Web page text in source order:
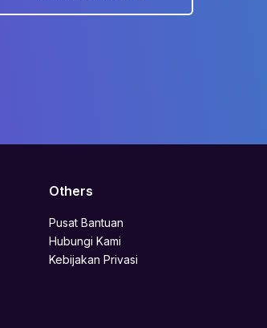
Others
Pusat Bantuan
Hubungi Kami
Kebijakan Privasi